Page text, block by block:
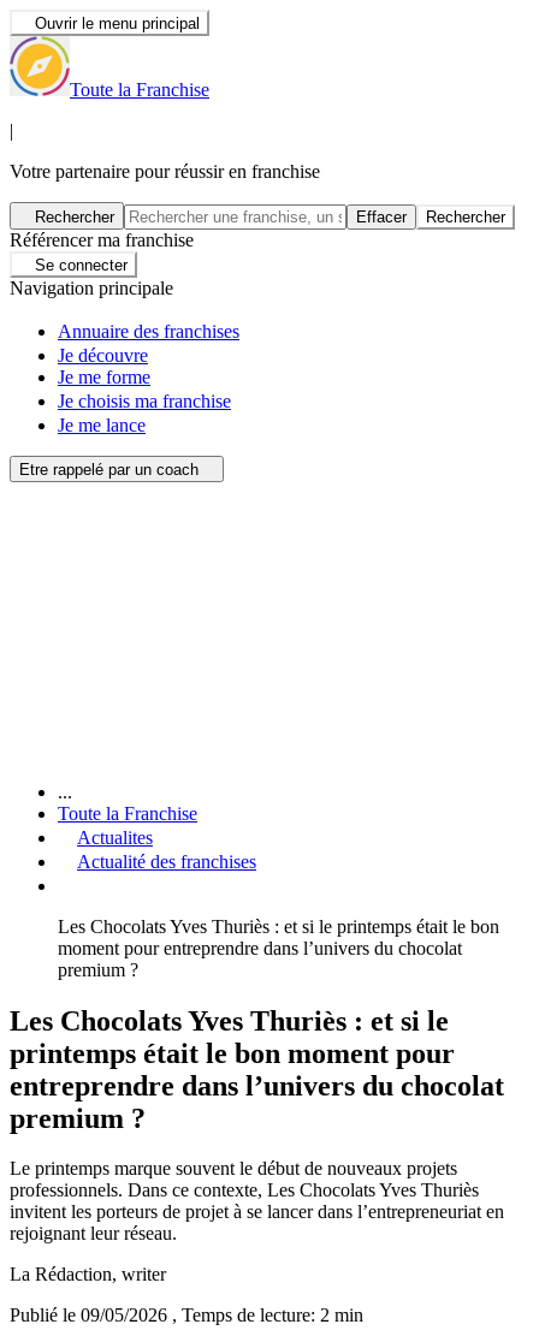
Ouvrir le menu principal
Toute la Franchise
|
Votre partenaire pour réussir en franchise
Rechercher Effacer Rechercher
Référencer ma franchise
Se connecter
Navigation principale
Annuaire des franchises
Je découvre
Je me forme
Je choisis ma franchise
Je me lance
Etre rappelé par un coach
...
Toute la Franchise
Actualites
Actualité des franchises
Les Chocolats Yves Thuriès : et si le printemps était le bon
moment pour entreprendre dans l’univers du chocolat
premium ?
Les Chocolats Yves Thuriès : et si le
printemps était le bon moment pour
entreprendre dans l’univers du chocolat
premium ?
Le printemps marque souvent le début de nouveaux projets
professionnels. Dans ce contexte, Les Chocolats Yves Thuriès
invitent les porteurs de projet à se lancer dans l’entrepreneuriat en
rejoignant leur réseau.
La Rédaction, writer
Publié le 09/05/2026 , Temps de lecture: 2 min